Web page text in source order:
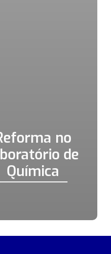
no
de
Química